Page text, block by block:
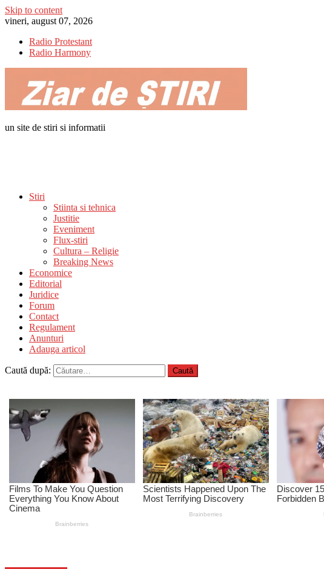
Skip to content
vineri, august 07, 2026
Radio Protestant
Radio Harmony
un site de stiri si informatii
Stiri
Stiinta si tehnica
Justitie
Eveniment
Flux-stiri
Cultura – Religie
Breaking News
Economice
Editorial
Juridice
Forum
Contact
Regulament
Anunturi
Adauga articol
Caută după: